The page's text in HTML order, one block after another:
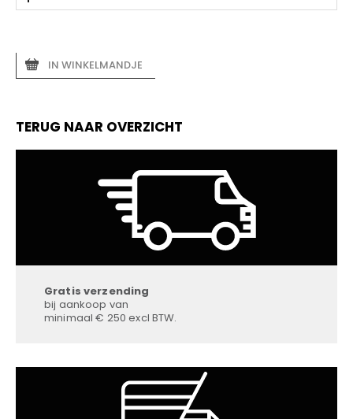
IN WINKELMANDJE
TERUG NAAR OVERZICHT
Gratis verzending
bij aankoop van
minimaal € 250 excl BTW.